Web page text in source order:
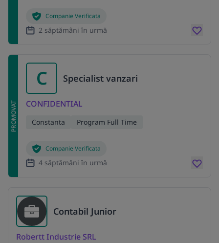
Companie Verificata
2 săptămâni în urmă
PROMOVAT
C Specialist vanzari
CONFIDENTIAL
Constanta Program Full Time
Companie Verificata
4 săptămâni în urmă
Contabil Junior
Robertt Industrie SRL